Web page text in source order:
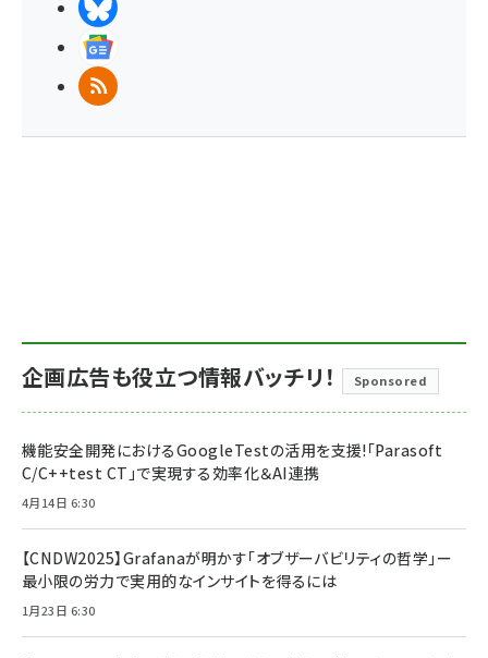
RSS
企画広告も役立つ情報バッチリ！ Sponsored
機能安全開発におけるGoogleTestの活用を支援!「Parasoft
C/C++test CT」で実現する効率化＆AI連携
4月14日 6:30
【CNDW2025】Grafanaが明かす「オブザーバビリティの哲学」ー
最小限の労力で実用的なインサイトを得るには
1月23日 6:30